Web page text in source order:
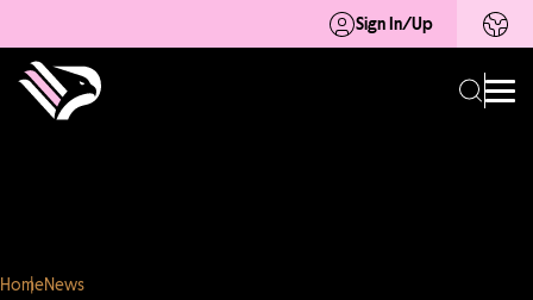
Sign In/Up
HomeNews